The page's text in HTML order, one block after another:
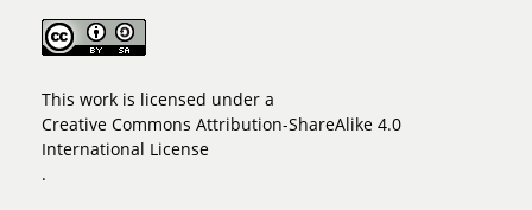
This work is licensed under a
Creative Commons Attribution-ShareAlike 4.0
International License
.